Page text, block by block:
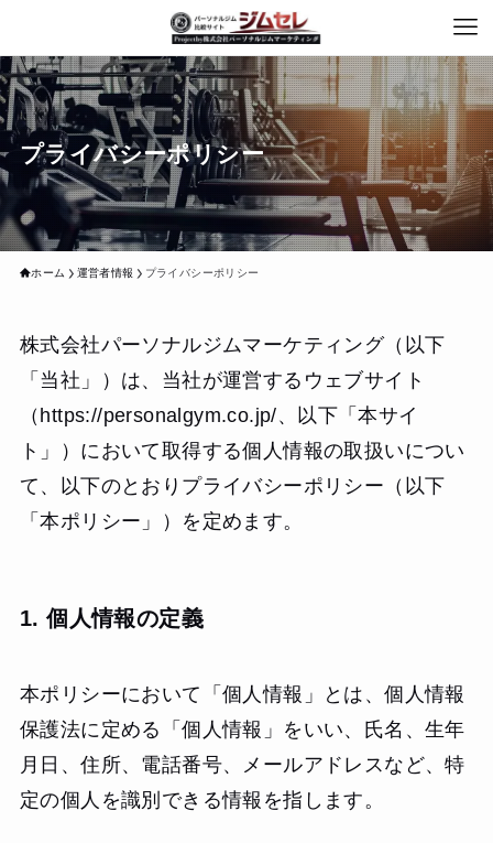
プライバシーポリシー
ホーム 運営者情報 プライバシーポリシー
株式会社パーソナルジムマーケティング（以下
「当社」）は、当社が運営するウェブサイト
（https://personalgym.co.jp/、以下「本サイ
ト」）において取得する個人情報の取扱いについ
て、以下のとおりプライバシーポリシー（以下
「本ポリシー」）を定めます。
1. 個人情報の定義
本ポリシーにおいて「個人情報」とは、個人情報
保護法に定める「個人情報」をいい、氏名、生年
月日、住所、電話番号、メールアドレスなど、特
定の個人を識別できる情報を指します。